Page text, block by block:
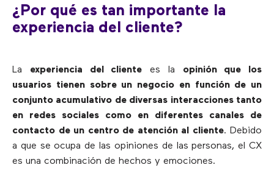
¿Por qué es tan importante la
experiencia del cliente?
La experiencia del cliente es la opinión que los
usuarios tienen sobre un negocio en función de un
conjunto acumulativo de diversas interacciones tanto
en redes sociales como en diferentes canales de
contacto de un centro de atención al cliente. Debido
a que se ocupa de las opiniones de las personas, el CX
es una combinación de hechos y emociones.